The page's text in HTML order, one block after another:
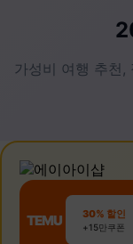
가성비 여행 추천,
TEMU 30% 할인
+15만쿠폰